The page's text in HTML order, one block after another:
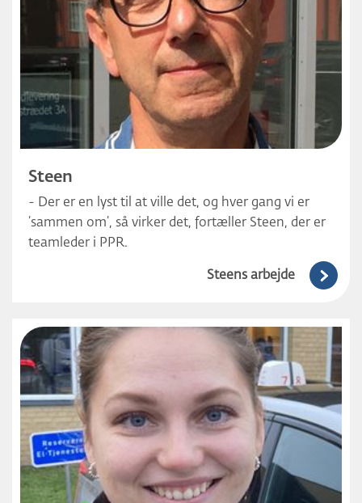
Steen
- Der er en lyst til at ville det, og hver gang vi er
’sammen om’, så virker det, fortæller Steen, der er
teamleder i PPR.
Steens arbejde